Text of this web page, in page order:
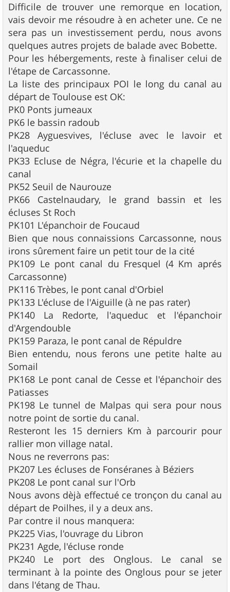
s
s
a
g
e
Difficile de trouver une remorque en location,
vais devoir me résoudre à en acheter une. Ce ne
sera pas un investissement perdu, nous avons
quelques autres projets de balade avec Bobette.
Pour les hébergements, reste à finaliser celui de
l'étape de Carcassonne.
La liste des principaux POI le long du canal au
départ de Toulouse est OK:
PK0 Ponts jumeaux
PK6 le bassin radoub
PK28 Ayguesvives, l'écluse avec le lavoir et
l'aqueduc
PK33 Ecluse de Négra, l'écurie et la chapelle du
canal
PK52 Seuil de Naurouze
PK66 Castelnaudary, le grand bassin et les
écluses St Roch
PK101 L'épanchoir de Foucaud
Bien que nous connaissions Carcassonne, nous
irons sûrement faire un petit tour de la cité
PK109 Le pont canal du Fresquel (4 Km aprés
Carcassonne)
PK116 Trèbes, le pont canal d'Orbiel
PK133 L'écluse de l'Aiguille (à ne pas rater)
PK140 La Redorte, l'aqueduc et l'épanchoir
d'Argendouble
PK159 Paraza, le pont canal de Répuldre
Bien entendu, nous ferons une petite halte au
Somail
PK168 Le pont canal de Cesse et l'épanchoir des
Patiasses
PK198 Le tunnel de Malpas qui sera pour nous
notre point de sortie du canal.
Resteront les 15 derniers Km à parcourir pour
rallier mon village natal.
Nous ne reverrons pas:
PK207 Les écluses de Fonséranes à Béziers
PK208 Le pont canal sur l'Orb
Nous avons dèjà effectué ce tronçon du canal au
départ de Poilhes, il y a deux ans.
Par contre il nous manquera:
PK225 Vias, l'ouvrage du Libron
PK231 Agde, l'écluse ronde
PK240 Le port des Onglous. Le canal se
terminant à la pointe des Onglous pour se jeter
dans l'étang de Thau.